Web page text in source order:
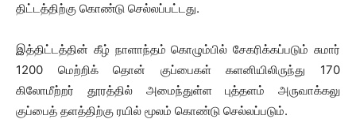
திட்டத்திற்கு கொண்டு செல்லப்பட்டது.
இத்திட்டத்தின் கீழ் நாளாந்தம் கொழும்பில் சேகரிக்கப்படும் சுமார்
1200 மெற்றிக் தொன் குப்பைகள் களனியிலிருந்து 170
கிலோமீற்றர் தூரத்தில் அமைந்துள்ள புத்தளம் அருவாக்கலு
குப்பைத் தளத்திற்கு ரயில் மூலம் கொண்டு செல்லப்படும்.